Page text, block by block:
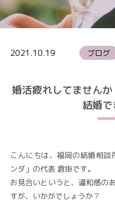
2021.10.19 ブログ
婚活疲れしてません
結婚
こんにちは、福岡の結婚相
ンダ」の代表 倉掛です。
お見合いというと、違和感の
すが、いかがでしょうか？